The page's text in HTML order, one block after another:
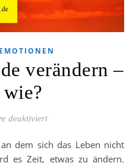
verändern –
wie?
deaktiviertfür Lebensumstände
es Zeit, etwas zu ändern.